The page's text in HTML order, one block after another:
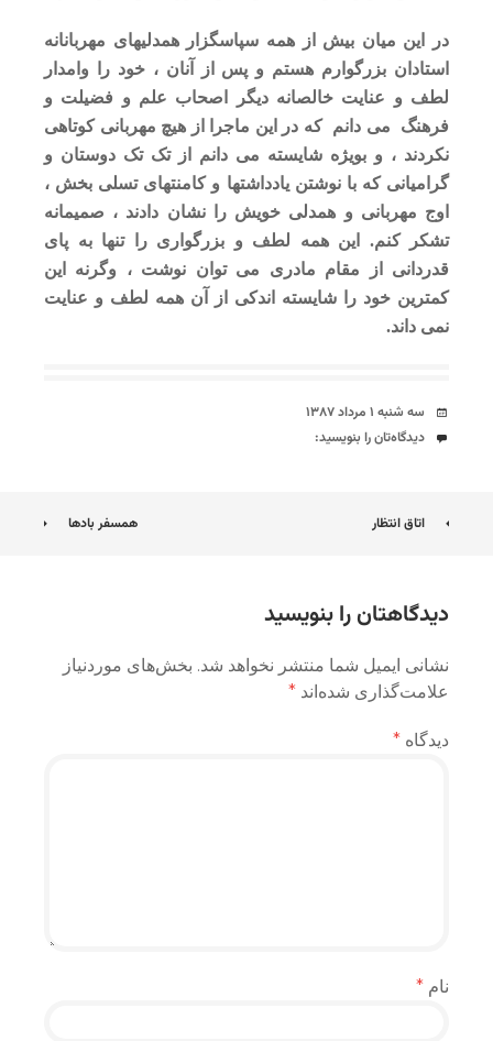
در این میان بیش از همه سپاسگزار همدلیهای مهربانانه
استادان بزرگوارم هستم و پس از آنان ، خود را وامدار
لطف و عنایت خالصانه دیگر اصحاب علم و فضیلت و
فرهنگ می دانم که در این ماجرا از هیچ مهربانی کوتاهی
نکردند ، و بویژه شایسته می دانم از تک تک دوستان و
گرامیانی که با نوشتن یادداشتها و کامنتهای تسلی بخش ،
اوج مهربانی و همدلی خویش را نشان دادند ، صمیمانه
تشکر کنم. این همه لطف و بزرگواری را تنها به پای
قدردانی از مقام مادری می توان نوشت ، وگرنه این
کمترین خود را شایسته اندکی از آن همه لطف و عنایت
نمی داند.
تاریخ
سه شنبه ۱ مرداد ۱۳۸۷
دیدگاه‌ها
دیدگاه‌تان را بنویسید:
ناوبری
اتاق انتظار همسفر بادها
دیدگاهتان را بنویسید
نشانی ایمیل شما منتشر نخواهد شد. بخش‌های موردنیاز
علامت‌گذاری شده‌اند *
دیدگاه *
نام *